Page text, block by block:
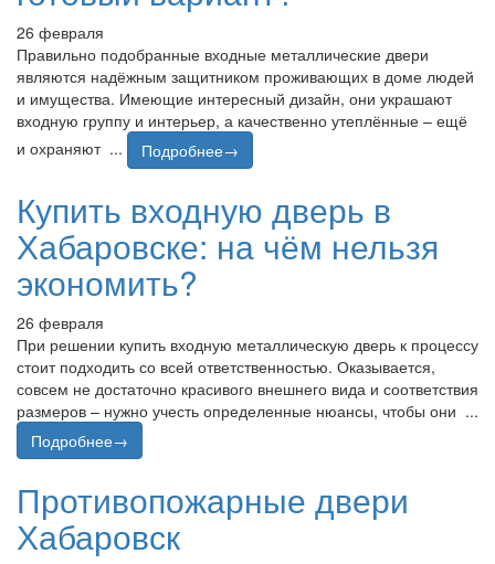
26 февраля
Правильно подобранные входные металлические двери
являются надёжным защитником проживающих в доме людей
и имущества. Имеющие интересный дизайн, они украшают
входную группу и интерьер, а качественно утеплённые – ещё
и охраняют ...
Подробнее→
Купить входную дверь в
Хабаровске: на чём нельзя
экономить?
26 февраля
При решении купить входную металлическую дверь к процессу
стоит подходить со всей ответственностью. Оказывается,
совсем не достаточно красивого внешнего вида и соответствия
размеров – нужно учесть определенные нюансы, чтобы они ...
Подробнее→
Противопожарные двери
Хабаровск